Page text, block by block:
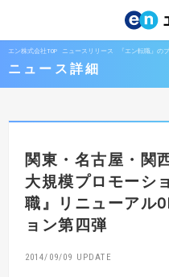
エン株式会社TOP ニュースリリース 『エン転職』
ニュース詳細
関東・名古屋・関
大規模プロモーシ
職』リニューアル
ョン第四弾
2014/09/09